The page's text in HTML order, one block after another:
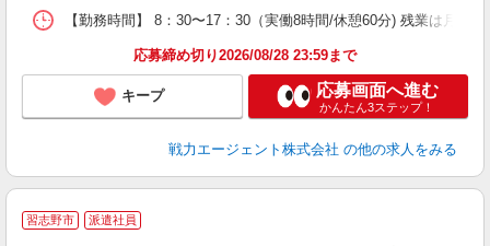
【勤務時間】 8：30〜17：30（実働8時間/休憩60分) 残業は月10h
応募締め切り2026/08/28 23:59まで
キープ 応募画面へ進む
かんたん3ステップ！
戦力エージェント株式会社 の他の求人をみる
習志野市 派遣社員